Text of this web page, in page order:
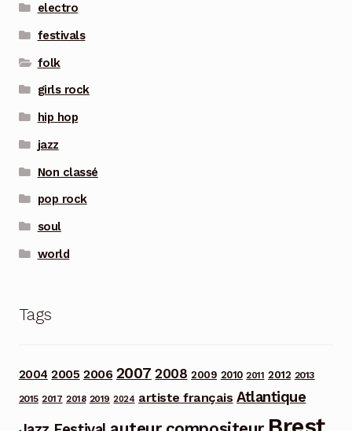
electro
festivals
folk
girls rock
hip hop
jazz
Non classé
pop rock
soul
world
Tags
2004 2005 2006 2007 2008 2009 2010 2011 2012 2013
2015 2017 2018 2019 2024 artiste français Atlantique